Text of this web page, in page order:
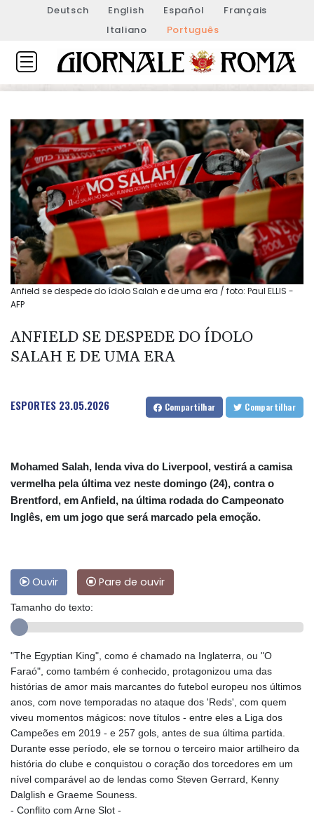
Deutsch English Español
Français
Italiano
Português
Anfield se despede do ídolo Salah e de uma era / foto: Paul ELLIS -
AFP
ANFIELD SE DESPEDE DO ÍDOLO
SALAH E DE UMA ERA
ESPORTES 23.05.2026 Compartilhar Compartilhar
Mohamed Salah, lenda viva do Liverpool, vestirá a camisa
vermelha pela última vez neste domingo (24), contra o
Brentford, em Anfield, na última rodada do Campeonato
Inglês, em um jogo que será marcado pela emoção.
Ouvir Pare de ouvir
Tamanho do texto:
"The Egyptian King", como é chamado na Inglaterra, ou "O
Faraó", como também é conhecido, protagonizou uma das
histórias de amor mais marcantes do futebol europeu nos últimos
anos, com nove temporadas no ataque dos 'Reds', com quem
viveu momentos mágicos: nove títulos - entre eles a Liga dos
Campeões em 2019 - e 257 gols, antes de sua última partida.
Durante esse período, ele se tornou o terceiro maior artilheiro da
história do clube e conquistou o coração dos torcedores em um
nível comparável ao de lendas como Steven Gerrard, Kenny
Dalglish e Graeme Souness.
- Conflito com Arne Slot -